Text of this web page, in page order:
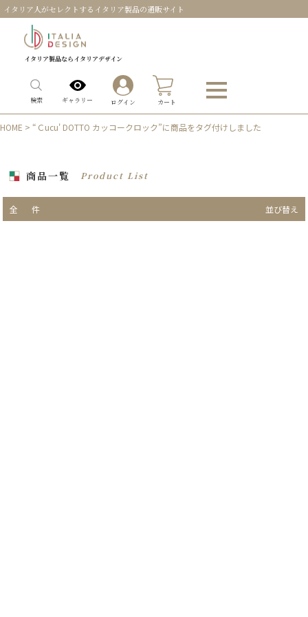
イタリア人がセレクトするイタリア製品の通販サイト
イタリア製品ならイタリアデザイン
検索 ギャラリー ログイン カート
HOME > “Ｃucu' DOTTO カッコークロック”に商品をタグ付けしました
商品一覧 Product List
全 件 並び替え